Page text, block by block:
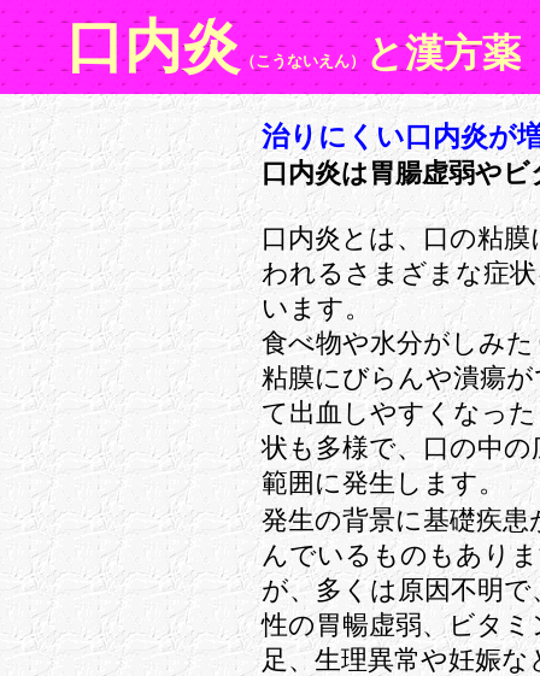
口内炎 （こうないえん）と漢方薬
治りにくい口内炎が
口内炎は胃腸虚弱や
口内炎とは、口の粘膜
われるさまざまな症
います。
食べ物や水分がしみた
粘膜にびらんや潰瘍
て出血しやすくなっ
状も多様で、口の中の
範囲に発生します。
発生の背景に基礎疾患
んでいるものもあり
が、多くは原因不明で
性の胃暢虚弱、ビタミ
足、生理異常や妊娠な